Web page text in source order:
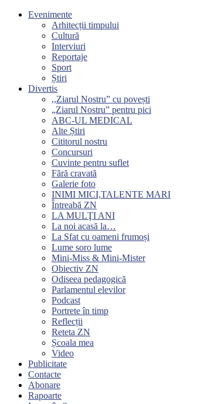
Evenimente
Arhitecții timpului
Cultură
Interviuri
Reportaje
Sport
Știri
Divertis
,,Ziarul Nostru” cu povești
„Ziarul Nostru” pentru pici
ABC-UL MEDICAL
Alte Știri
Cititorul nostru
Concursuri
Cuvinte pentru suflet
Fără cravată
Galerie foto
INIMI MICI,TALENTE MARI
Întreabă ZN
LA MULŢI ANI
La noi acasă la…
La Sfat cu oameni frumoși
Lume soro lume
Mini-Miss & Mini-Mister
Obiectiv ZN
Odiseea pedagogică
Parlamentul elevilor
Podcast
Portrete în timp
Reflecții
Reteta ZN
Școala mea
Video
Publicitate
Contacte
Abonare
Rapoarte